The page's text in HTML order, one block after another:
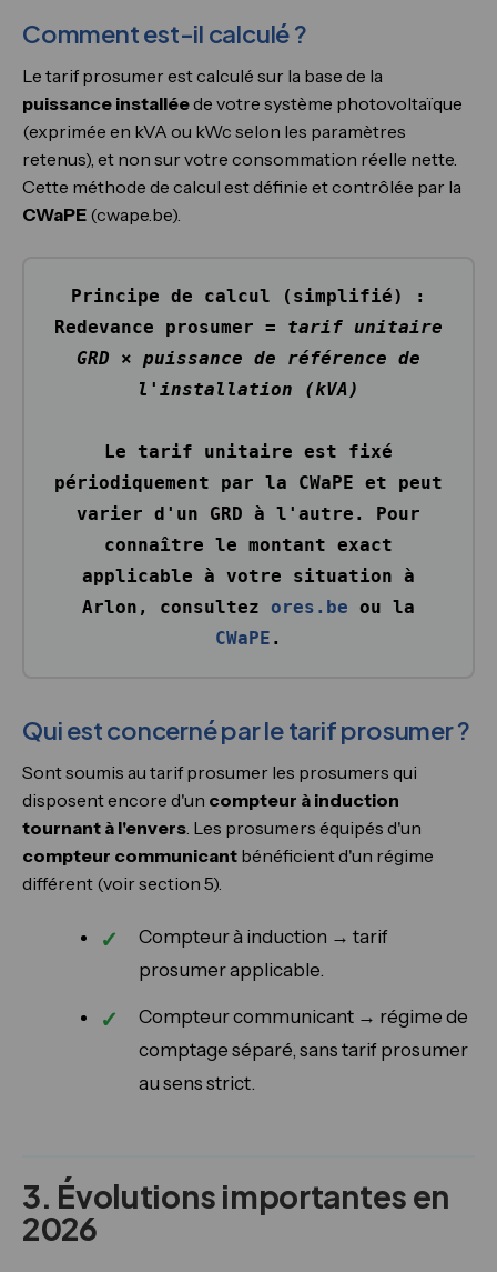
Comment est-il calculé ?
Le tarif prosumer est calculé sur la base de la
puissance installéede votre système photovoltaïque
(exprimée en kVA ou kWc selon les paramètres
retenus), et non sur votre consommation réelle nette.
Cette méthode de calcul est définie et contrôlée par la
CWaPE (cwape.be).
Principe de calcul (simplifié) :
Redevance prosumer = tarif unitaire
GRD × puissance de référence de
l'installation (kVA)
Le tarif unitaire est fixé
périodiquement par la CWaPE et peut
varier d'un GRD à l'autre. Pour
connaître le montant exact
applicable à votre situation à
Arlon, consultez ores.be ou la
CWaPE .
Qui est concerné par le tarif prosumer ?
Sont soumis au tarif prosumer les prosumers qui
disposent encore d'un compteur à induction
tournant à l'envers. Les prosumers équipés d'un
compteur communicant bénéficient d'un régime
différent (voir section 5).
Compteur à induction → tarif
prosumer applicable.
Compteur communicant → régime de
comptage séparé, sans tarif prosumer
au sens strict.
3. Évolutions importantes en
2026